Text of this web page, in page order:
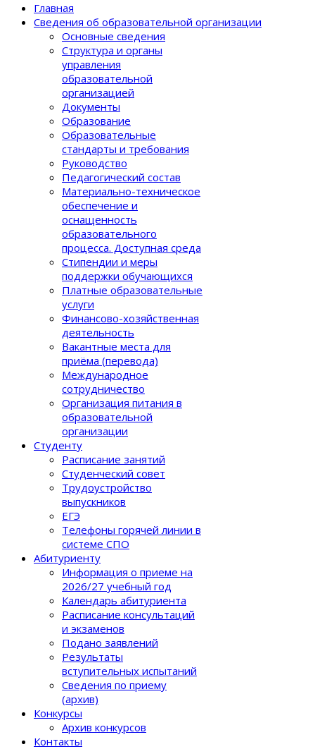
Главная
Сведения об образовательной организации
Основные сведения
Структура и органы
управления
образовательной
организацией
Документы
Образование
Образовательные
стандарты и требования
Руководство
Педагогический состав
Материально-техническое
обеспечение и
оснащенность
образовательного
процеcса. Доступная среда
Стипендии и меры
поддержки обучающихся
Платные образовательные
услуги
Финансово-хозяйственная
деятельность
Вакантные места для
приёма (перевода)
Международное
сотрудничество
Организация питания в
образовательной
организации
Студенту
Расписание занятий
Студенческий совет
Трудоустройство
выпускников
ЕГЭ
Телефоны горячей линии в
системе СПО
Абитуриенту
Информация о приеме на
2026/27 учебный год
Календарь абитуриента
Расписание консультаций
и экзаменов
Подано заявлений
Результаты
вступительных испытаний
Сведения по приему
(архив)
Конкурсы
Архив конкурсов
Контакты